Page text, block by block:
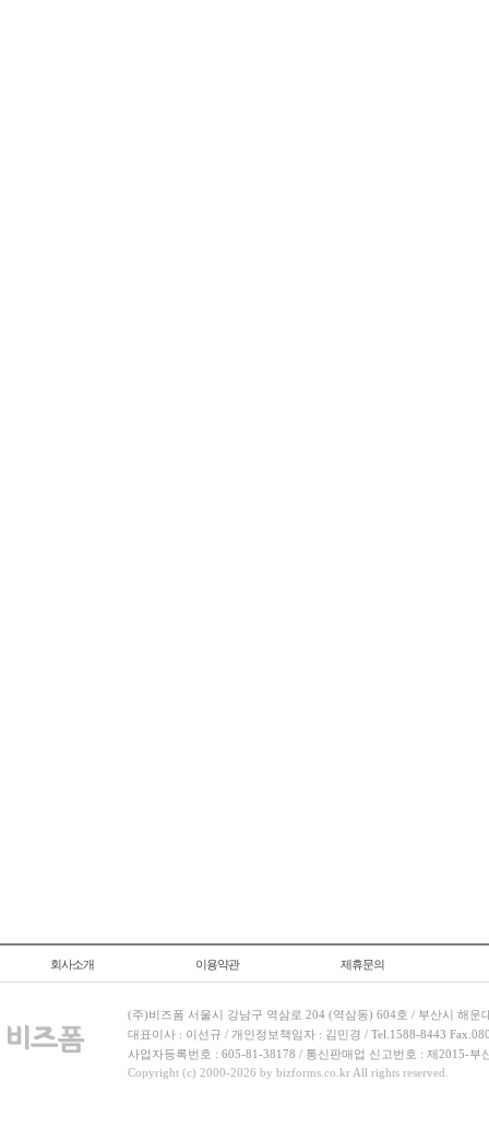
회사소개 이용약관 제휴문의
(주)비즈폼 서울시 강남구 역삼로 204 (역삼동) 604호 / 부산시 해운
대표이사 : 이선규 / 개인정보책임자 : 김민경 / Tel.1588-8443
사업자등록번호 : 605-81-38178 / 통신판매업 신고번호 : 제2015-부
Copyright (c) 2000-2026 by bizforms.co.kr All rights reserved.